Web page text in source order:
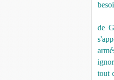
de
tout